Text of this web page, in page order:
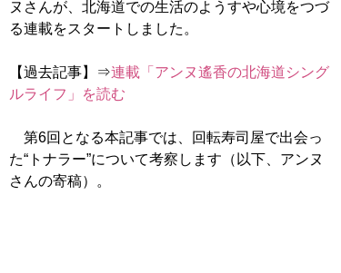
ヌさんが、北海道での生活のようすや心境をつづ
る連載をスタートしました。
【過去記事】⇒連載「アンヌ遙香の北海道シング
ルライフ」を読む
第6回となる本記事では、回転寿司屋で出会っ
た“トナラー”について考察します（以下、アンヌ
さんの寄稿）。